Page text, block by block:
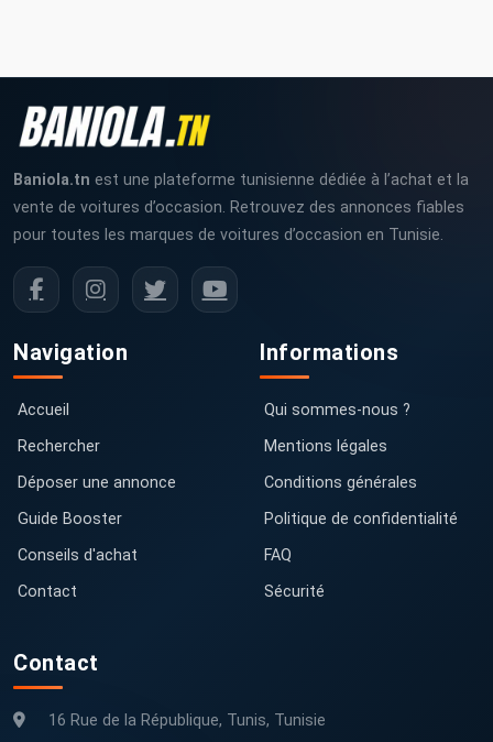
Baniola.tn est une plateforme tunisienne dédiée à l’achat et la
vente de voitures d’occasion. Retrouvez des annonces fiables
pour toutes les marques de voitures d’occasion en Tunisie.
Navigation
Accueil
Rechercher
Déposer une annonce
Guide Booster
Conseils d'achat
Contact
Informations
Qui sommes-nous ?
Mentions légales
Conditions générales
Politique de confidentialité
FAQ
Sécurité
Contact
16 Rue de la République, Tunis, Tunisie